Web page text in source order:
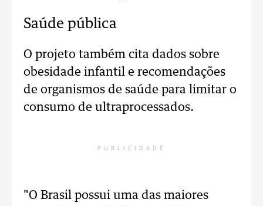
Saúde pública
O projeto também cita dados sobre
obesidade infantil e recomendações
de organismos de saúde para limitar o
consumo de ultraprocessados.
PUBLICIDADE
"O Brasil possui uma das maiores